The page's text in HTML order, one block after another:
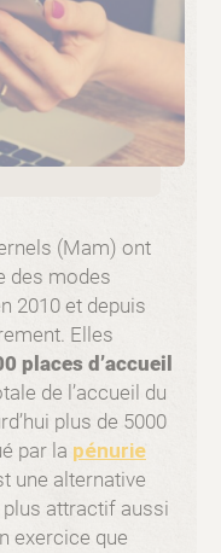
(Mam) ont
des modes
2010 et depuis
Elles
places d’accueil
de l’accueil du
plus de 5000
par la pénurie
une alternative
attractif aussi
exercice que